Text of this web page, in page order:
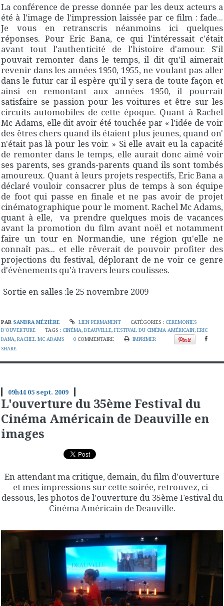
La conférence de presse donnée par les deux acteurs a
été à l'image de l'impression laissée par ce film : fade...
Je vous en retranscris néanmoins ici quelques
réponses. Pour Eric Bana, ce qui l'intéressait c'était
avant tout l'authenticité de l'histoire d'amour. S'il
pouvait remonter dans le temps, il dit qu'il aimerait
revenir dans les années 1950, 1955, ne voulant pas aller
dans le futur car il espère qu'il y sera de toute façon et
ainsi en remontant aux années 1950, il pourrait
satisfaire se passion pour les voitures et être sur les
circuits automobiles de cette époque. Quant à Rachel
Mc Adams, elle dit avoir été touchée par « l'idée de voir
des êtres chers quand ils étaient plus jeunes, quand on'
n'était pas là pour les voir. » Si elle avait eu la capacité
de remonter dans le temps, elle aurait donc aimé voir
ses parents, ses grands-parents quand ils sont tombés
amoureux. Quant à leurs projets respectifs, Eric Bana a
déclaré vouloir consacrer plus de temps à son équipe
de foot qui passe en finale et ne pas avoir de projet
cinématographique pour le moment. Rachel Mc Adams,
quant à elle, va prendre quelques mois de vacances
avant la promotion du film avant noël et notamment
faire un tour en Normandie, une région qu'elle ne
connaît pas... et elle rêverait de pouvoir profiter des
projections du festival, déplorant de ne voir ce genre
d'évènements qu'à travers leurs coulisses.
Sortie en salles :le 25 novembre 2009
PAR SANDRA MÉZIÈRE LIEN PERMANENT CATÉGORIES : CEREMONIES
D'OUVERTURE
TAGS : CINÉMA,DEAUVILLE,FESTIVAL DU CINÉMA AMÉRICAIN,ERIC
BANA, RACHEL MC ADAMS 0 COMMENTAIRE
IMPRIMER
SHARE
09h44 05 sept. 2009
L'ouverture du 35ème Festival du
Cinéma Américain de Deauville en
images
En attendant ma critique, demain, du film d'ouverture
et mes impressions sur cette soirée, retrouvez, ci-
dessous, les photos de l'ouverture du 35ème Festival du
Cinéma Américain de Deauville.